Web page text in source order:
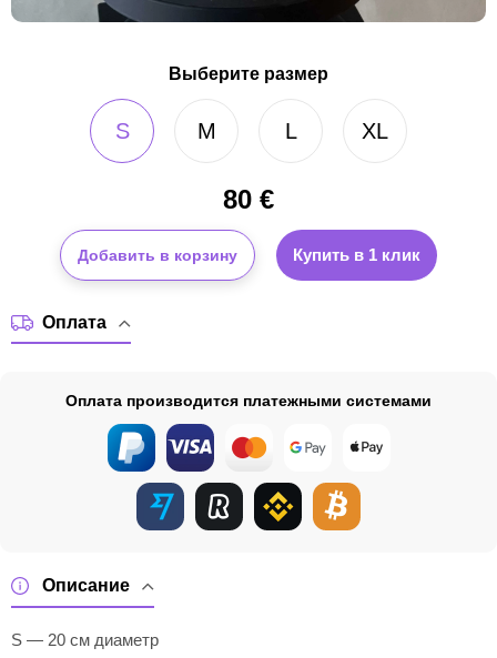
Выберите размер
S M L XL
80 €
Добавить в корзину Купить в 1 клик
Описание
S — 20 см диаметр
Оплата
Оплата производится платежными системами